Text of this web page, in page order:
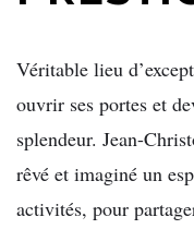
Véritable lieu
ouvrir ses portes et
splendeur. Jean-
rêvé et imaginé un
activités, pour